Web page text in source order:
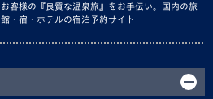
お客様の『良質な温泉旅』をお手伝い。国内の旅
館・宿・ホテルの宿泊予約サイト